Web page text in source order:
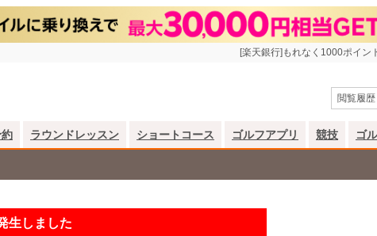
[楽天銀行]もれなく1000ポイン
閲覧履歴
ラウンドレッスン ショートコース ゴルフアプリ 競技 ゴ
生しました